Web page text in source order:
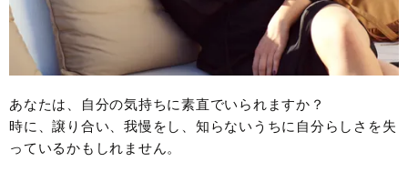
あなたは、自分の気持ちに素直でいられますか？
時に、譲り合い、我慢をし、知らないうちに自分らしさを失
っているかもしれません。